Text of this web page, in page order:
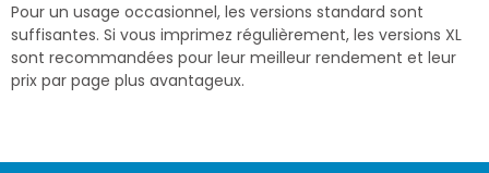
Pour un usage occasionnel, les versions standard sont
suffisantes. Si vous imprimez régulièrement, les versions XL
sont recommandées pour leur meilleur rendement et leur
prix par page plus avantageux.